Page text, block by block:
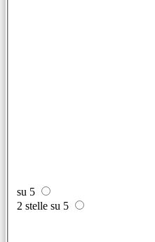
su 5
2 stelle su 5